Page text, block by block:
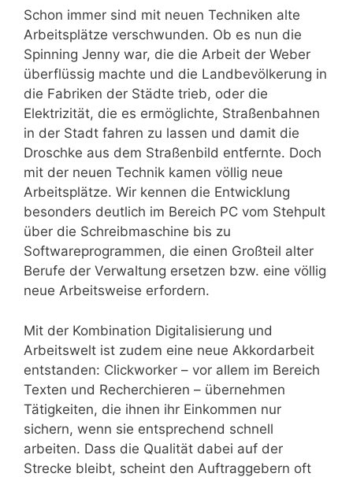
Schon immer sind mit neuen Techniken alte
Arbeitsplätze verschwunden. Ob es nun die
Spinning Jenny war, die die Arbeit der Weber
überflüssig machte und die Landbevölkerung in
die Fabriken der Städte trieb, oder die
Elektrizität, die es ermöglichte, Straßenbahnen
in der Stadt fahren zu lassen und damit die
Droschke aus dem Straßenbild entfernte. Doch
mit der neuen Technik kamen völlig neue
Arbeitsplätze. Wir kennen die Entwicklung
besonders deutlich im Bereich PC vom Stehpult
über die Schreibmaschine bis zu
Softwareprogrammen, die einen Großteil alter
Berufe der Verwaltung ersetzen bzw. eine völlig
neue Arbeitsweise erfordern.
Mit der Kombination Digitalisierung und
Arbeitswelt ist zudem eine neue Akkordarbeit
entstanden: Clickworker – vor allem im Bereich
Texten und Recherchieren – übernehmen
Tätigkeiten, die ihnen ihr Einkommen nur
sichern, wenn sie entsprechend schnell
arbeiten. Dass die Qualität dabei auf der
Strecke bleibt, scheint den Auftraggebern oft